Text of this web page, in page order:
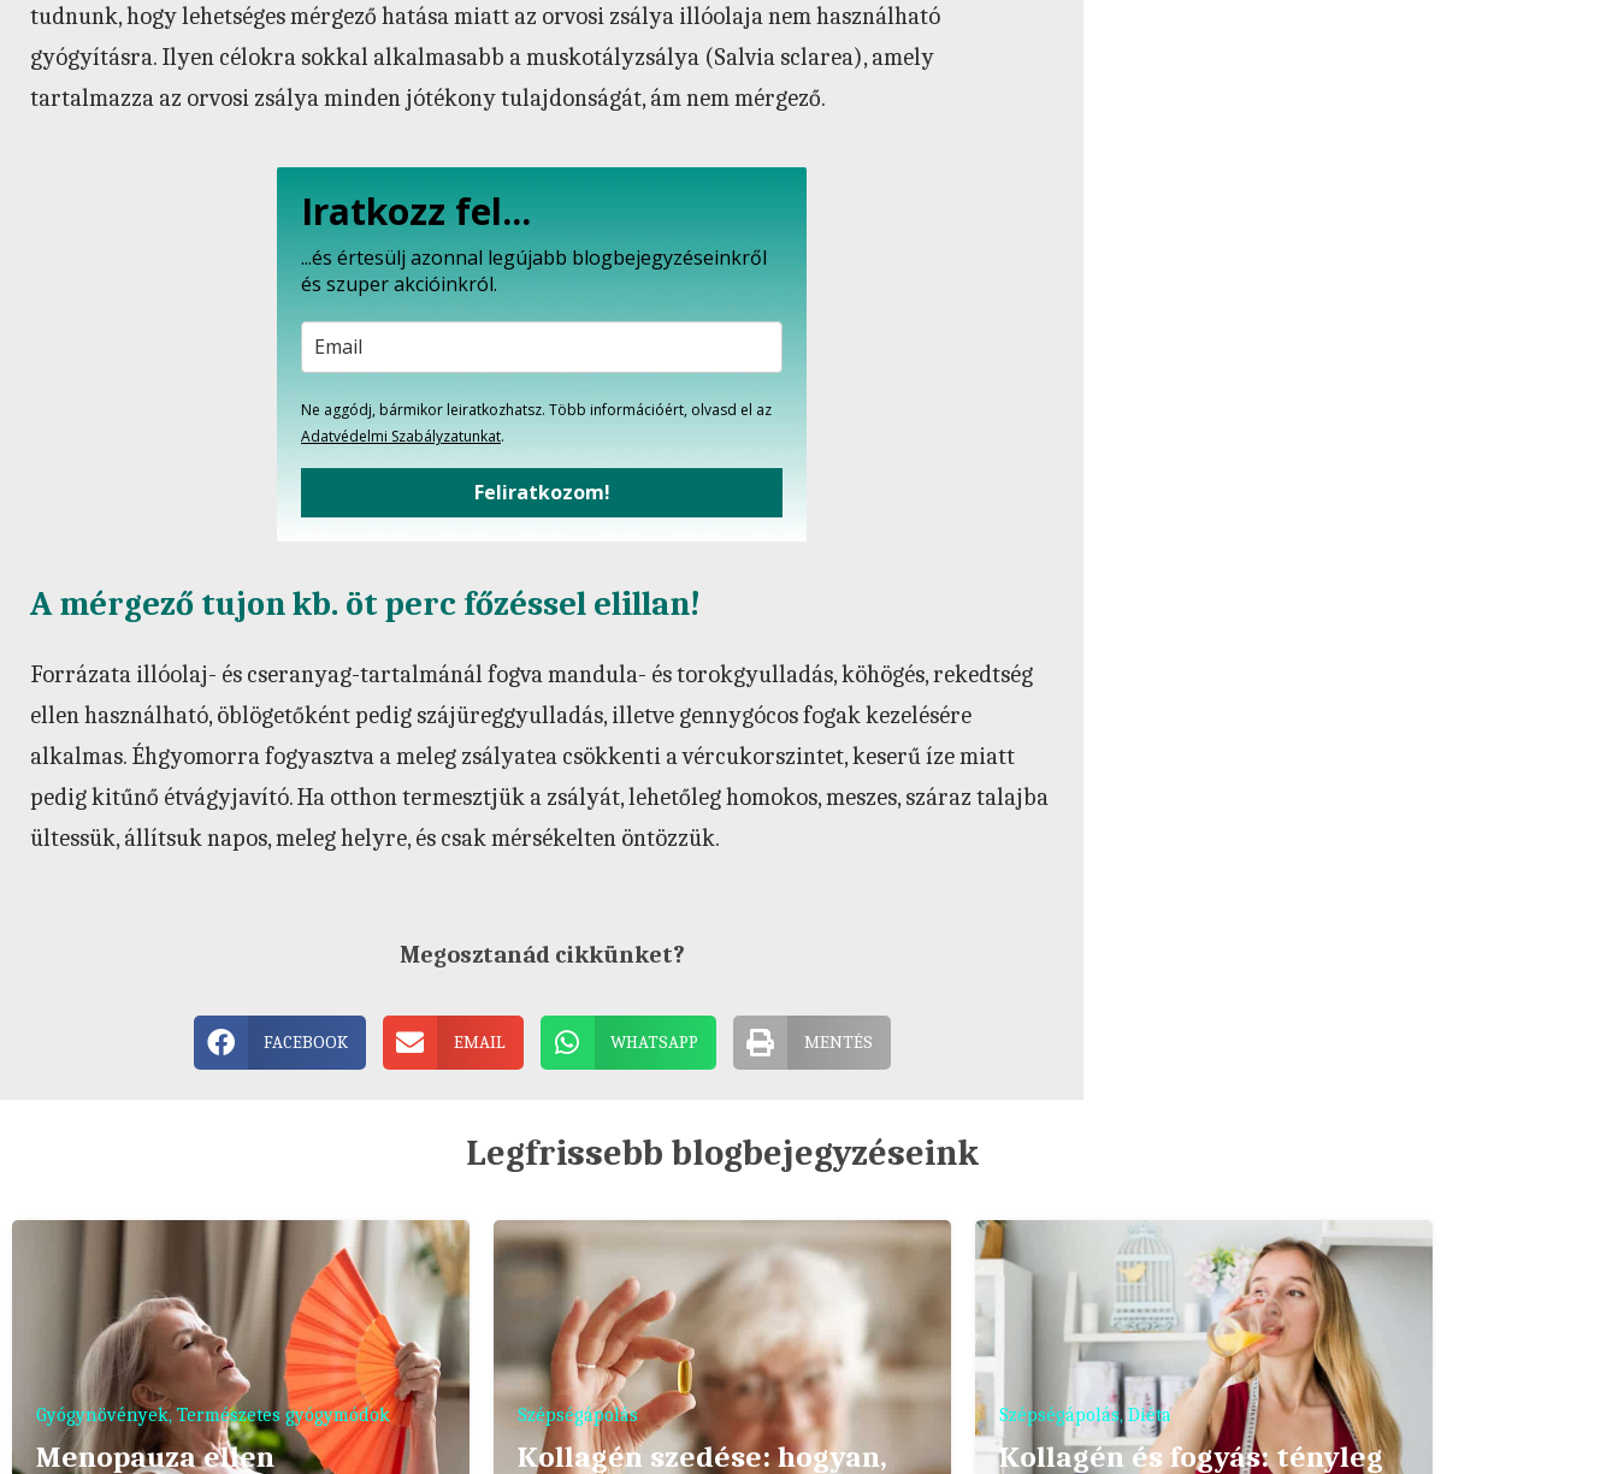
tudnunk, hogy lehetséges mérgező hatása miatt az orvosi zsálya illóolaja nem használható
gyógyításra. Ilyen célokra sokkal alkalmasabb a muskotályzsálya (Salvia sclarea), amely
tartalmazza az orvosi zsálya minden jótékony tulajdonságát, ám nem mérgező.
Iratkozz fel...
...és értesülj azonnal legújabb blogbejegyzéseinkről
és szuper akcióinkról.
Ne aggódj, bármikor leiratkozhatsz. Több információért, olvasd el az
Adatvédelmi Szabályzatunkat.
Feliratkozom!
A mérgező tujon kb. öt perc főzéssel elillan!
Forrázata illóolaj- és cseranyag-tartalmánál fogva mandula- és torokgyulladás, köhögés, rekedtség
ellen használható, öblögetőként pedig szájüreggyulladás, illetve gennygócos fogak kezelésére
alkalmas. Éhgyomorra fogyasztva a meleg zsályatea csökkenti a vércukorszintet, keserű íze miatt
pedig kitűnő étvágyjavító. Ha otthon termesztjük a zsályát, lehetőleg homokos, meszes, száraz talajba
ültessük, állítsuk napos, meleg helyre, és csak mérsékelten öntözzük.
Megosztanád cikkünket?
FACEBOOK EMAIL WHATSAPP MENTÉS
Legfrissebb blogbejegyzéseink
Gyógynövények, Természetes gyógymódok
Menopauza ellen
Szépségápolás
Kollagén szedése: hogyan,
Szépségápolás, Diéta
Kollagén és fogyás: tényleg